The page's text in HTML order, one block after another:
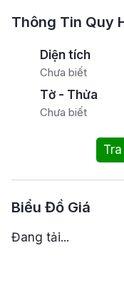
Thông Tin Quy
Diện tích
Chưa biết
Tờ - Thửa
Chưa biết
Biểu Đồ Giá
Đang tải...